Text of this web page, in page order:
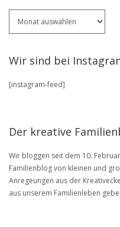
ältere
in
BLOG
Wir sind bei
[instagram-feed]
Der kreative
Wir bloggen seit dem 10.
Familienblog von kleinen und
Anregeungen aus der
aus unserem Familienleben